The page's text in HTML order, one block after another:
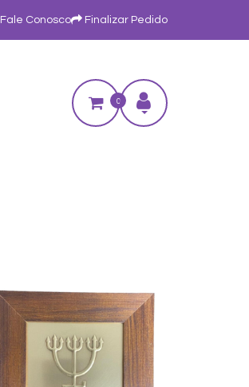
Fale Conosco Finalizar Pedido
0